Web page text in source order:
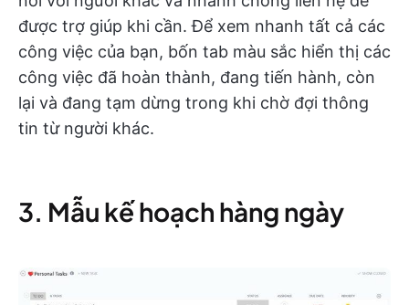
được trợ giúp khi cần. Để xem nhanh tất cả các
công việc của bạn, bốn tab màu sắc hiển thị các
công việc đã hoàn thành, đang tiến hành, còn
lại và đang tạm dừng trong khi chờ đợi thông
tin từ người khác.
3. Mẫu kế hoạch hàng ngày